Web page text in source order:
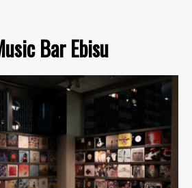
Bar Ebisu